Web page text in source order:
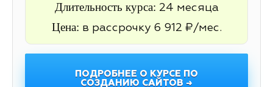
Длительность курса: 24 месяца
Цена: в рассрочку 6 912 ₽/мес.
ПОДРОБНЕЕ О КУРСЕ ПО
СОЗДАНИЮ САЙТОВ →